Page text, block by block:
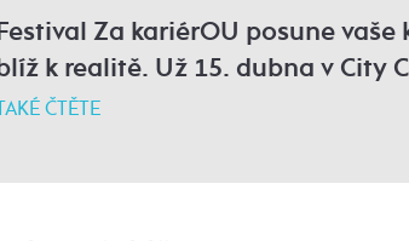
Za kariérOU posune vaše
k realitě. Už 15. dubna v City
ČTĚTE